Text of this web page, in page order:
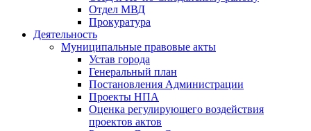
Отдел МВД
Прокуратура
Деятельность
Муниципальные правовые акты
Устав города
Генеральный план
Постановления Администрации
Проекты НПА
Оценка регулирующего воздействия
проектов актов